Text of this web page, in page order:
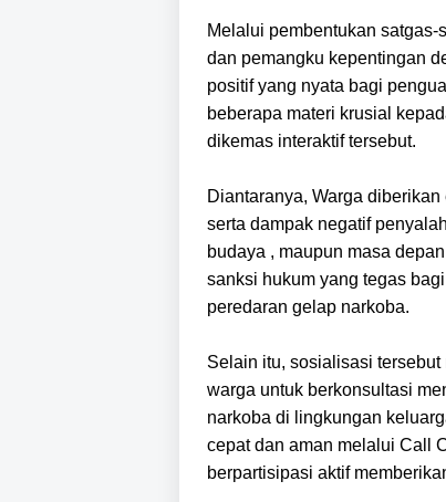
Melalui pembentukan
dan pemangku kepentingan
positif yang nyata bagi
beberapa materi krusial
dikemas interaktif tersebut.
Diantaranya, Warga
serta dampak negatif
budaya , maupun masa
sanksi hukum yang tegas
peredaran gelap narkoba.
Selain itu, sosialisasi
warga untuk berkonsultasi
narkoba di lingkungan
cepat dan aman melalui Call
berpartisipasi aktif